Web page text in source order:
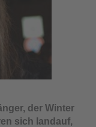
der Winter
sich landauf,